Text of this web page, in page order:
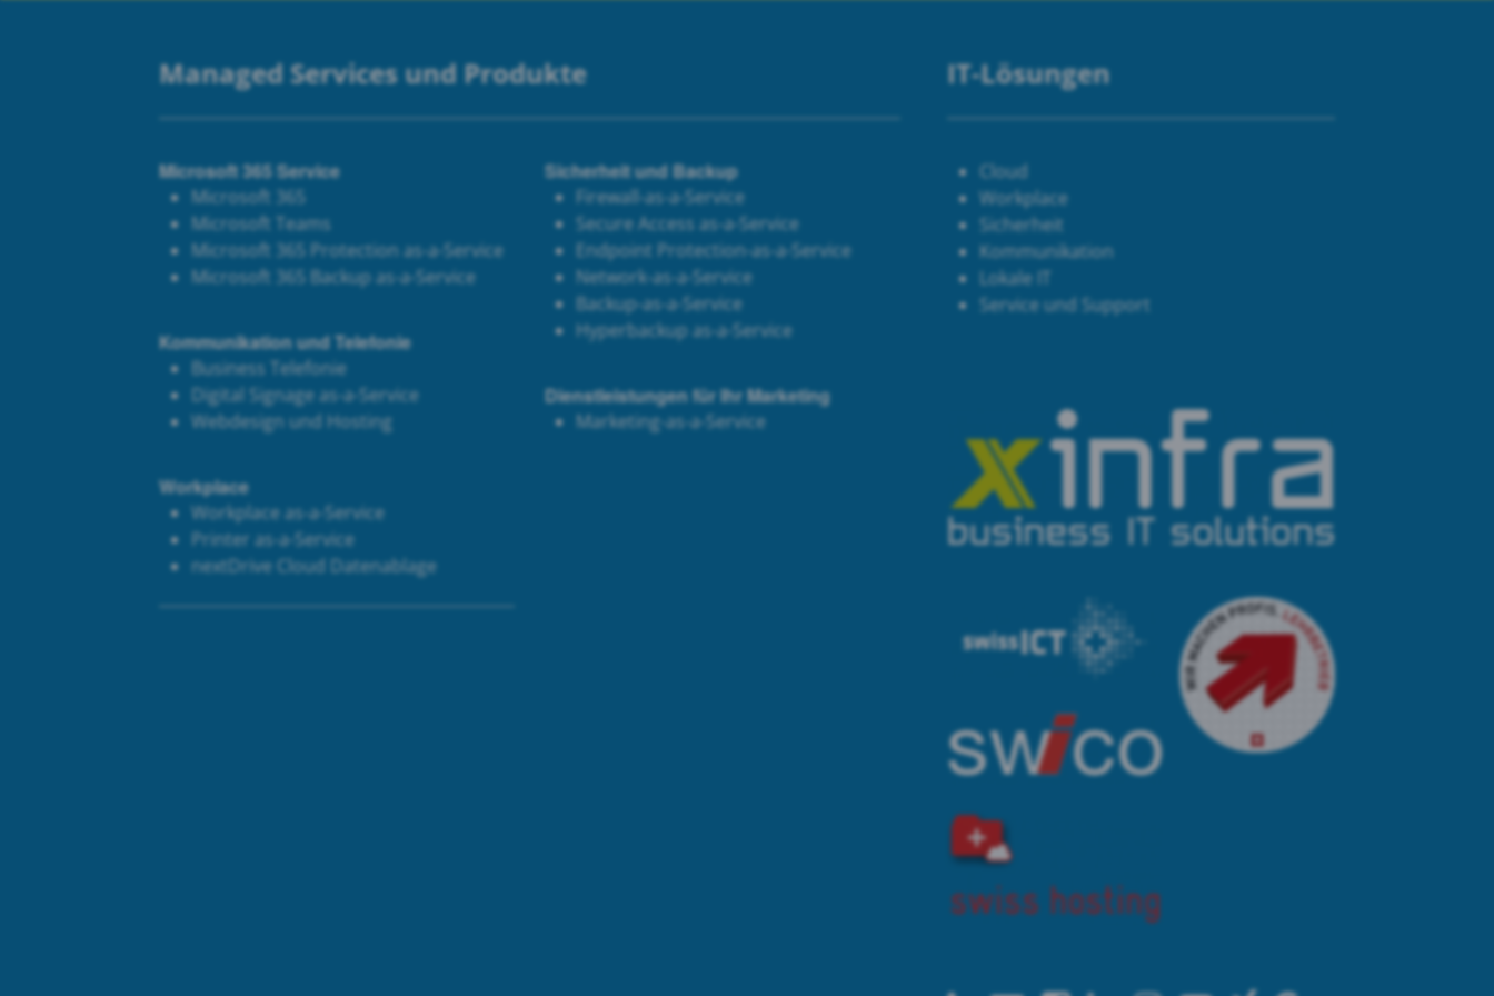
Managed Services und Produkte
Microsoft 365 Service
Microsoft 365
Microsoft Teams
Microsoft 365 Protection as-a-Service
Microsoft 365 Backup as-a-Service
Kommunikation und Telefonie
Business Telefonie
Digital Signage as-a-Service
Webdesign und Hosting
Workplace
Workplace as-a-Service
Printer as-a-Service
nextDrive Cloud Datenablage
Sicherheit und Backup
Firewall-as-a-Service
Secure Access as-a-Service
Endpoint Protection-as-a-Service
Network-as-a-Service
Backup-as-a-Service
Hyperbackup as-a-Service
Dienstleistungen für Ihr Marketing
Marketing-as-a-Service
IT-Lösungen
Cloud
Workplace
Sicherheit
Kommunikation
Lokale IT
Service und Support